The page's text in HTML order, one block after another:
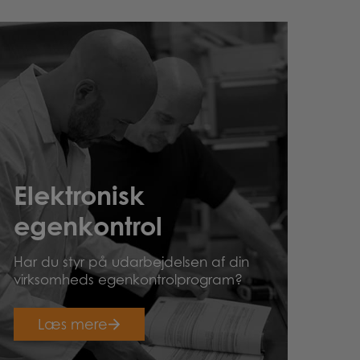
Elektronisk
egenkontrol
Har du styr på udarbejdelsen af din
virksomheds egenkontrolprogram?
Læs mere